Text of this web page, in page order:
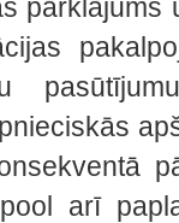
pārklājums
arī